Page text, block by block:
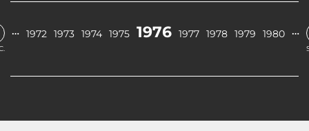
… 1972 1973 1974 1975 1976 1977 1978 1979 1980 …